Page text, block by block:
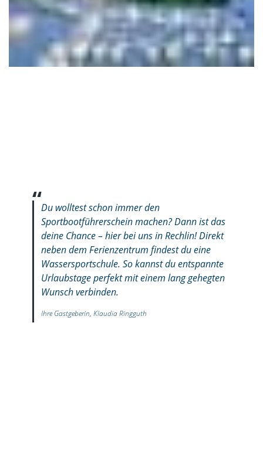
Du wolltest schon immer den
Sportbootführerschein machen? Dann ist das
deine Chance – hier bei uns in Rechlin! Direkt
neben dem Ferienzentrum findest du eine
Wassersportschule. So kannst du entspannte
Urlaubstage perfekt mit einem lang gehegten
Wunsch verbinden.
Ihre Gastgeberin, Klaudia Ringguth